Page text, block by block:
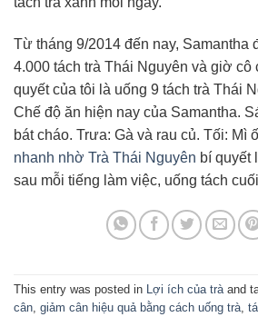
Từ tháng 9/2014 đến nay, Samantha
4.000 tách trà Thái Nguyên và giờ cô
quyết của tôi là uống 9 tách trà Thái
Chế độ ăn hiện nay của Samantha.
bát cháo. Trưa: Gà và rau củ. Tối: Mì
nhanh nhờ Trà Thái Nguyên bí quyết
sau mỗi tiếng làm việc, uống tách
This entry was posted in Lợi ích của trà and
cân giảm cân hiệu quả bằng cách uống trà